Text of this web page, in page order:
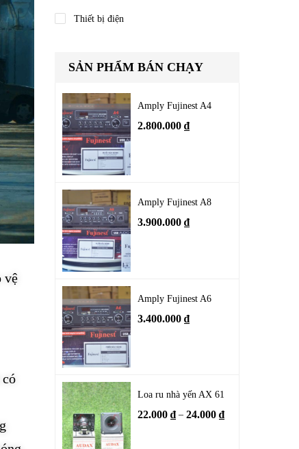
vệ
Thiết bị điện
SẢN PHẨM BÁN CHẠY
Amply Fujinest A4
2.800.000 ₫
Amply Fujinest A8
3.900.000 ₫
Amply Fujinest A6
3.400.000 ₫
Loa ru nhà yến AX 61
22.000 ₫– 24.000 ₫